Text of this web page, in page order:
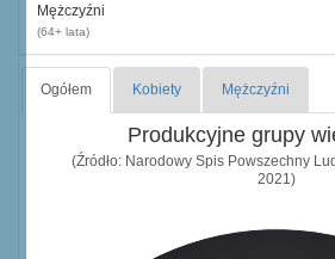
Mężczyźni
(64+ lata)
Ogółem Kobiety Mężczyźni
Produkcyjne grupy
(Źródło: Narodowy Spis Powszechny
2021)